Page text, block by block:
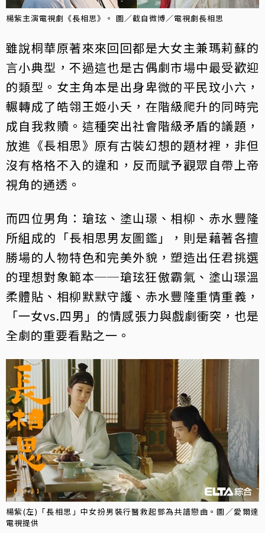
楊紫主演電視劇《長相思》。 圖／截自微博／電視劇長相思
雖說桐華原著來來回回都是大女主兼瑪莉蘇的
言小典型，不過這也是古偶劇市場中最受歡迎
的類型。女主角本是出身卑微的平民玟小六，
輾轉成了皓翎王姬小夭，在階級爬升的同時完
成自我救贖。這種突出社會階級矛盾的議題，
放進《長相思》原有古裝幻想的題材裡，非但
沒有格格不入的違和，反而賦予觀眾自帶上帝
視角的通透。
而四位男角：瑲玹、塗山璟、相柳、赤水豐隆
所組成的「長相思男友圖鑑」，則是藉著各擅
勝場的人物特色和完美外貌，塑造出任君挑選
的理想對象範本──瑲玹狂傲霸氣、塗山璟溫
柔體貼、相柳默默守護、赤水豐隆重情重義，
「一女vs.四男」的情感張力與戲劇衝突，也是
全劇的重要看點之一。
楊紫(左)「長相思」中女扮男裝行醫救起鄧為共譜戀曲。圖／愛爾達
電視提供